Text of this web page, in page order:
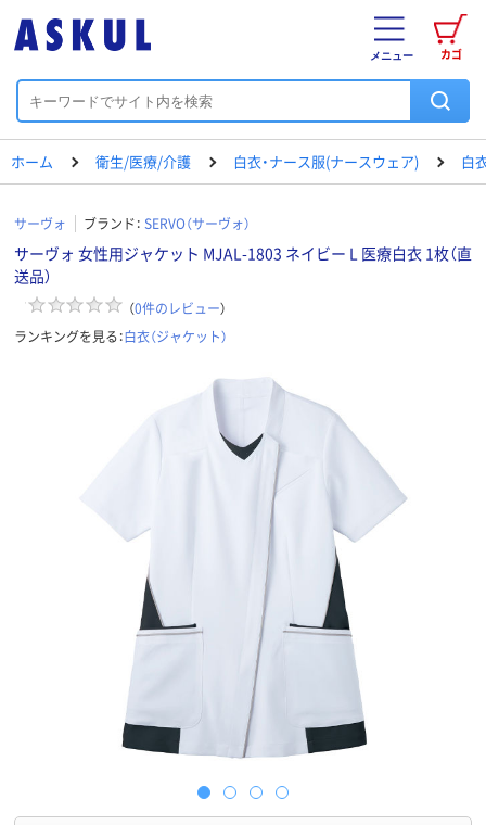
カゴ
メニュー
ホーム 衛生/医療/介護 白衣・ナース服(ナースウェア) 白
サーヴォ ブランド： SERVO（サーヴォ）
サーヴォ 女性用ジャケット MJAL-1803 ネイビー L 医療白衣 1枚（直
送品）
（0件のレビュー）
ランキングを見る：白衣（ジャケット）